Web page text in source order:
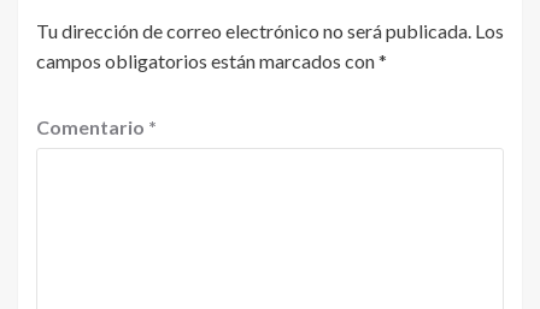
Tu dirección de correo electrónico no será publicada. Los
campos obligatorios están marcados con*
Comentario *